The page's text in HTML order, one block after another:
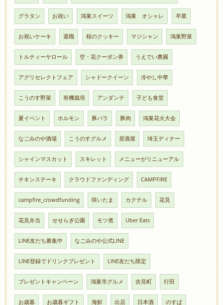
グラタン お祝い 鴻巣スイーツ 鴻巣 オシャレ 卒業
お祝いケーキ 退職 桜のクッキー マジシャン 鴻巣野菜
トルティーヤロール 空・花クーポン券 うえでい農園
アグリセレクトフェア シャドークイーン 冷やし中華
こうのす野菜 有機栽培 アンダンテ 子ども食堂
夏イベント ホルモン 豚バラ 豚肉 鴻巣花火大会
なごみのや酒場 こうのすグルメ 居酒屋 埼玉ディナー
シャインマスカット スキレット メニューがリニューアル
チキンステーキ クラウドファンディング CAMPFIRE
campfire_crowdfunding 咲いたま カクテル 花見
花見弁当 せせらぎ公園 モツ煮 Uber Eats
LINE友だち募集中 なごみのや公式LINE
LINE登録でドリンクプレゼント LINE友だち限定
プレゼントキャンペーン 鴻巣市グルメ 吉見町 行田
お歳暮 お歳暮ギフト 海鮮 出店 日本酒 のすぱ